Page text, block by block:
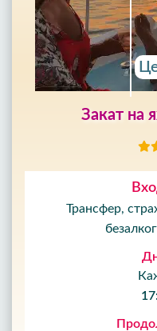
Закат на
Трансфер,